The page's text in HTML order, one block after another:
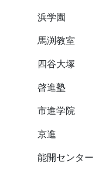
浜学園
馬渕教室
四谷大塚
啓進塾
市進学院
京進
能開センター